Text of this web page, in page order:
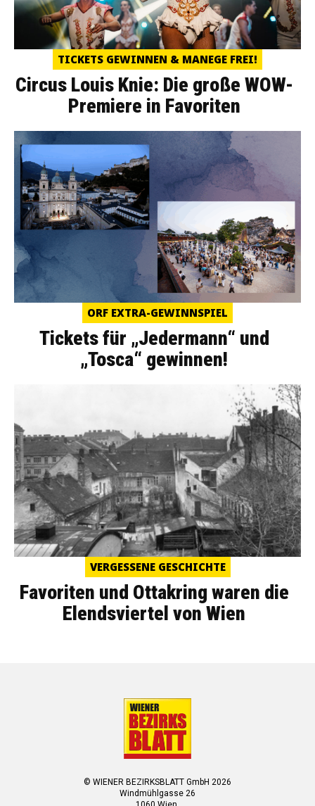
TICKETS GEWINNEN & MANEGE FREI!
Circus Louis Knie: Die große WOW-
Premiere in Favoriten
ORF EXTRA-GEWINNSPIEL
Tickets für „Jedermann“ und
„Tosca“ gewinnen!
VERGESSENE GESCHICHTE
Favoriten und Ottakring waren die
Elendsviertel von Wien
© WIENER BEZIRKSBLATT GmbH 2026
Windmühlgasse 26